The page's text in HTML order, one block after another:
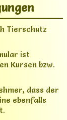
Tierschutz
ist
Kursen bzw.
dass der
ebenfalls